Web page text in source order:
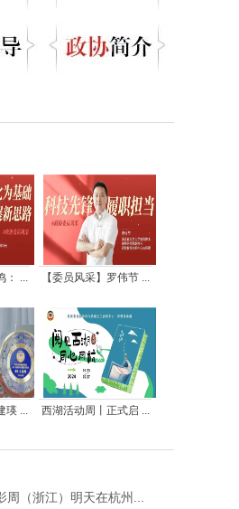
： ... 【委员风采】罗伟节 ...
瑛 ... 西湖活动周丨正式启 ...
周（浙江）明天在杭州...